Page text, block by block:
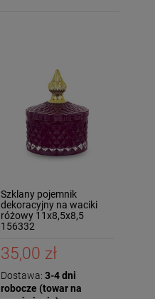
Szklany pojemnik
dekoracyjny na waciki
różowy 11x8,5x8,5
156332
35,00 zł
Dostawa: 3-4 dni
robocze (towar na